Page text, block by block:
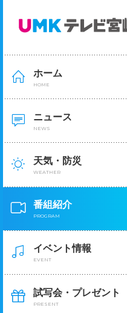
ホーム
HOME
ニュース
NEWS
天気・防災
WEATHER
番組紹介
PROGRAM
イベント情報
EVENT
試写会・プレゼント
PRESENT